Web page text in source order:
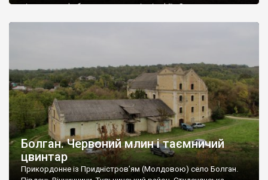
віднести до фабричних, польські епітафії… Загалом цвинтар
Болган. Червоний млин і таємничий
цвинтар
Прикордонне із Придністров’ям (Молдовою) село Болган.